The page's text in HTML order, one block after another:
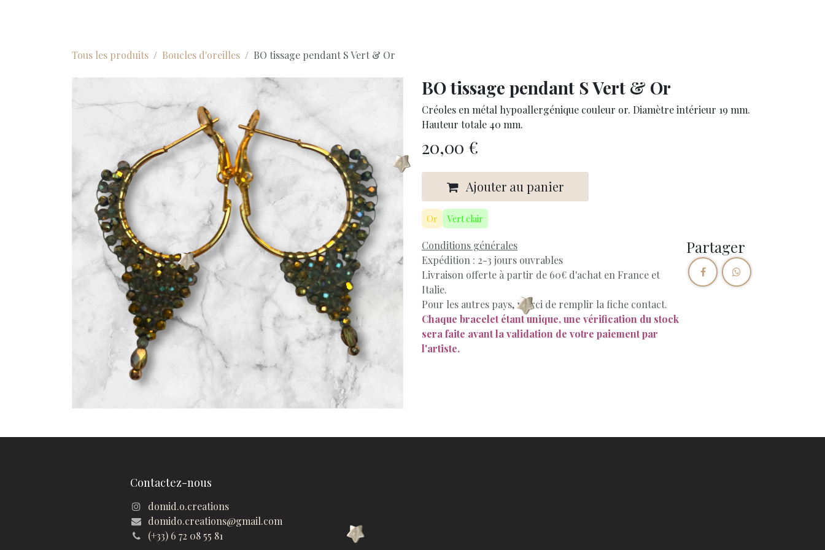
Tous les produits Boucles d'oreilles BO tissage pendant S Vert & Or
BO tissage pendant S Vert & Or
Créoles en métal hypoallergénique couleur or. Diamètre intérieur 19 mm.
Hauteur totale 40 mm.
20,00 €
Ajouter au panier
Or Vert clair
Conditions générales
Expédition : 2-3 jours ouvrables
Livraison offerte à partir de 60€ d'achat en France et
Italie.
Pour les autres pays, merci de remplir la fiche contact.
Chaque bracelet étant unique, une vérification du stock
sera faite avant la validation de votre paiement par
l'artiste.
Partager
Contactez-nous
domid.o.creations
domido.creations@gmail.com
(+33) 6 72 08 55 81